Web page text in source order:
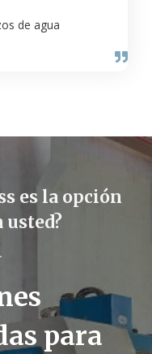
de agua
es la opción
usted?
para